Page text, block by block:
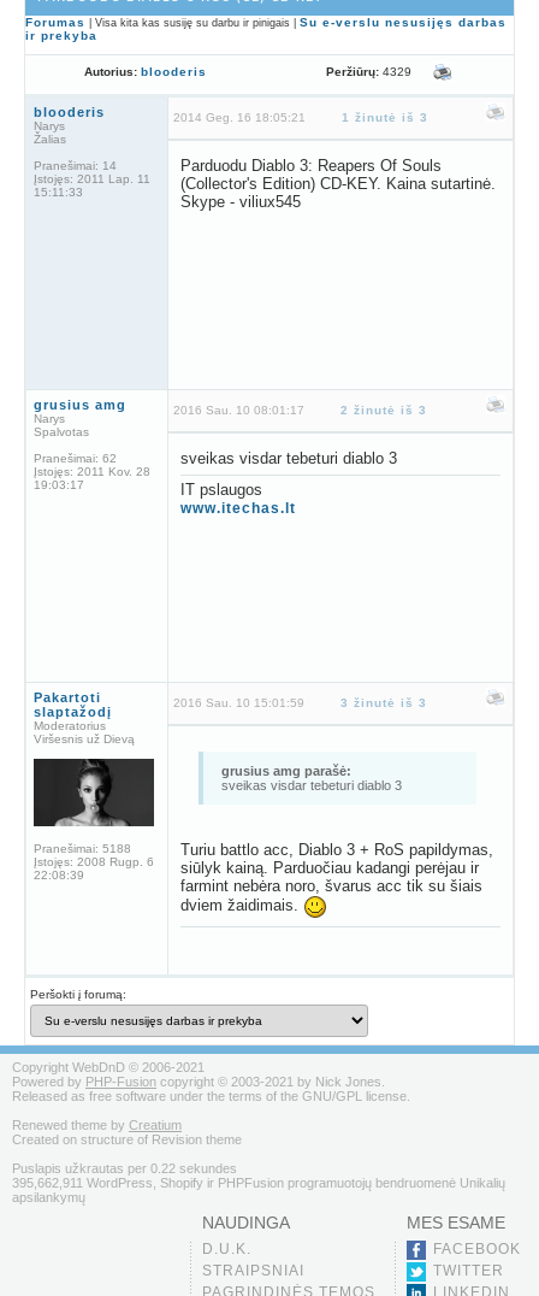
Forumas | Visa kita kas susiję su darbu ir pinigais | Su e-verslu nesusijęs darbas
ir prekyba
Autorius: blooderis Peržiūrų: 4329
blooderis
Narys
Žalias
Pranešimai: 14
Įstojęs: 2011 Lap. 11
15:11:33
2014 Geg. 16 18:05:21 1 žinutė iš 3
Parduodu Diablo 3: Reapers Of Souls
(Collector's Edition) CD-KEY. Kaina sutartinė.
Skype - viliux545
grusius amg
Narys
Spalvotas
Pranešimai: 62
Įstojęs: 2011 Kov. 28
19:03:17
2016 Sau. 10 08:01:17 2 žinutė iš 3
sveikas visdar tebeturi diablo 3
IT pslaugos
www.itechas.lt
Pakartoti
slaptažodį
Moderatorius
Viršesnis už Dievą
Pranešimai: 5188
Įstojęs: 2008 Rugp. 6
22:08:39
2016 Sau. 10 15:01:59 3 žinutė iš 3
grusius amg parašė:
sveikas visdar tebeturi diablo 3
Turiu battlo acc, Diablo 3 + RoS papildymas,
siūlyk kainą. Parduočiau kadangi perėjau ir
farmint nebėra noro, švarus acc tik su šiais
dviem žaidimais.
Peršokti į forumą:
Copyright WebDnD © 2006-2021
Powered by PHP-Fusion copyright © 2003-2021 by Nick Jones.
Released as free software under the terms of the GNU/GPL license.
Renewed theme by Creatium
Created on structure of Revision theme
Puslapis užkrautas per 0.22 sekundes
395,662,911 WordPress, Shopify ir PHPFusion programuotojų bendruomenė Unikalių
apsilankymų
NAUDINGA
D.U.K.
STRAIPSNIAI
PAGRINDINĖS TEMOS
MES ESAME
FACEBOOK
TWITTER
LINKEDIN